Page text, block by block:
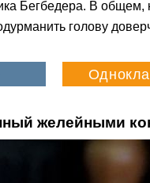
Бегбедера. В общем,
голову
желейными